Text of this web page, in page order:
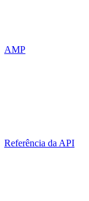
AMP
Referência da API